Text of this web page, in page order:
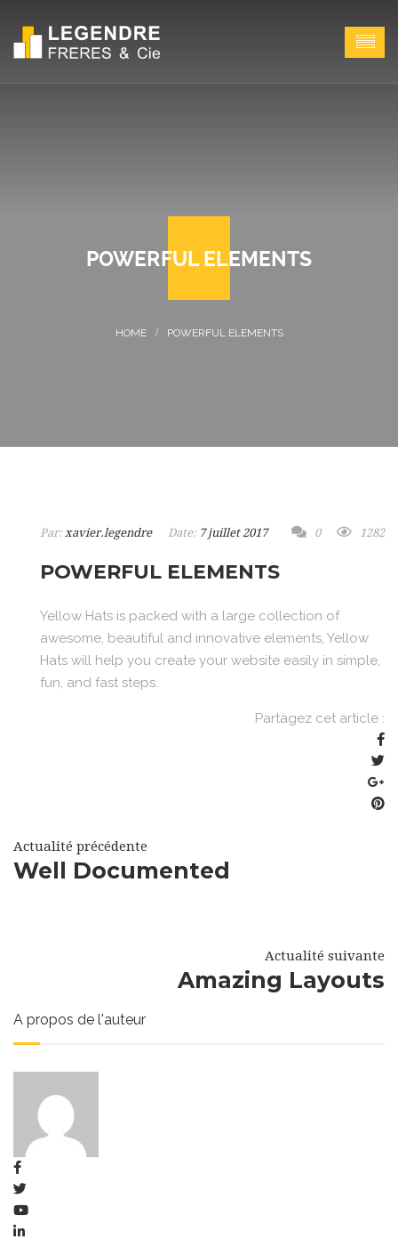
POWERFUL ELEMENTS
POWERFUL ELEMENTS
Par: xavier.legendre Date: 7 juillet 2017 0 1282
POWERFUL ELEMENTS
Yellow Hats is packed with a large collection of
awesome, beautiful and innovative elements, Yellow
Hats will help you create your website easily in simple,
fun, and fast steps.
Partagez cet article :
Actualité précédente
Well Documented
Actualité suivante
Amazing Layouts
A propos de l'auteur